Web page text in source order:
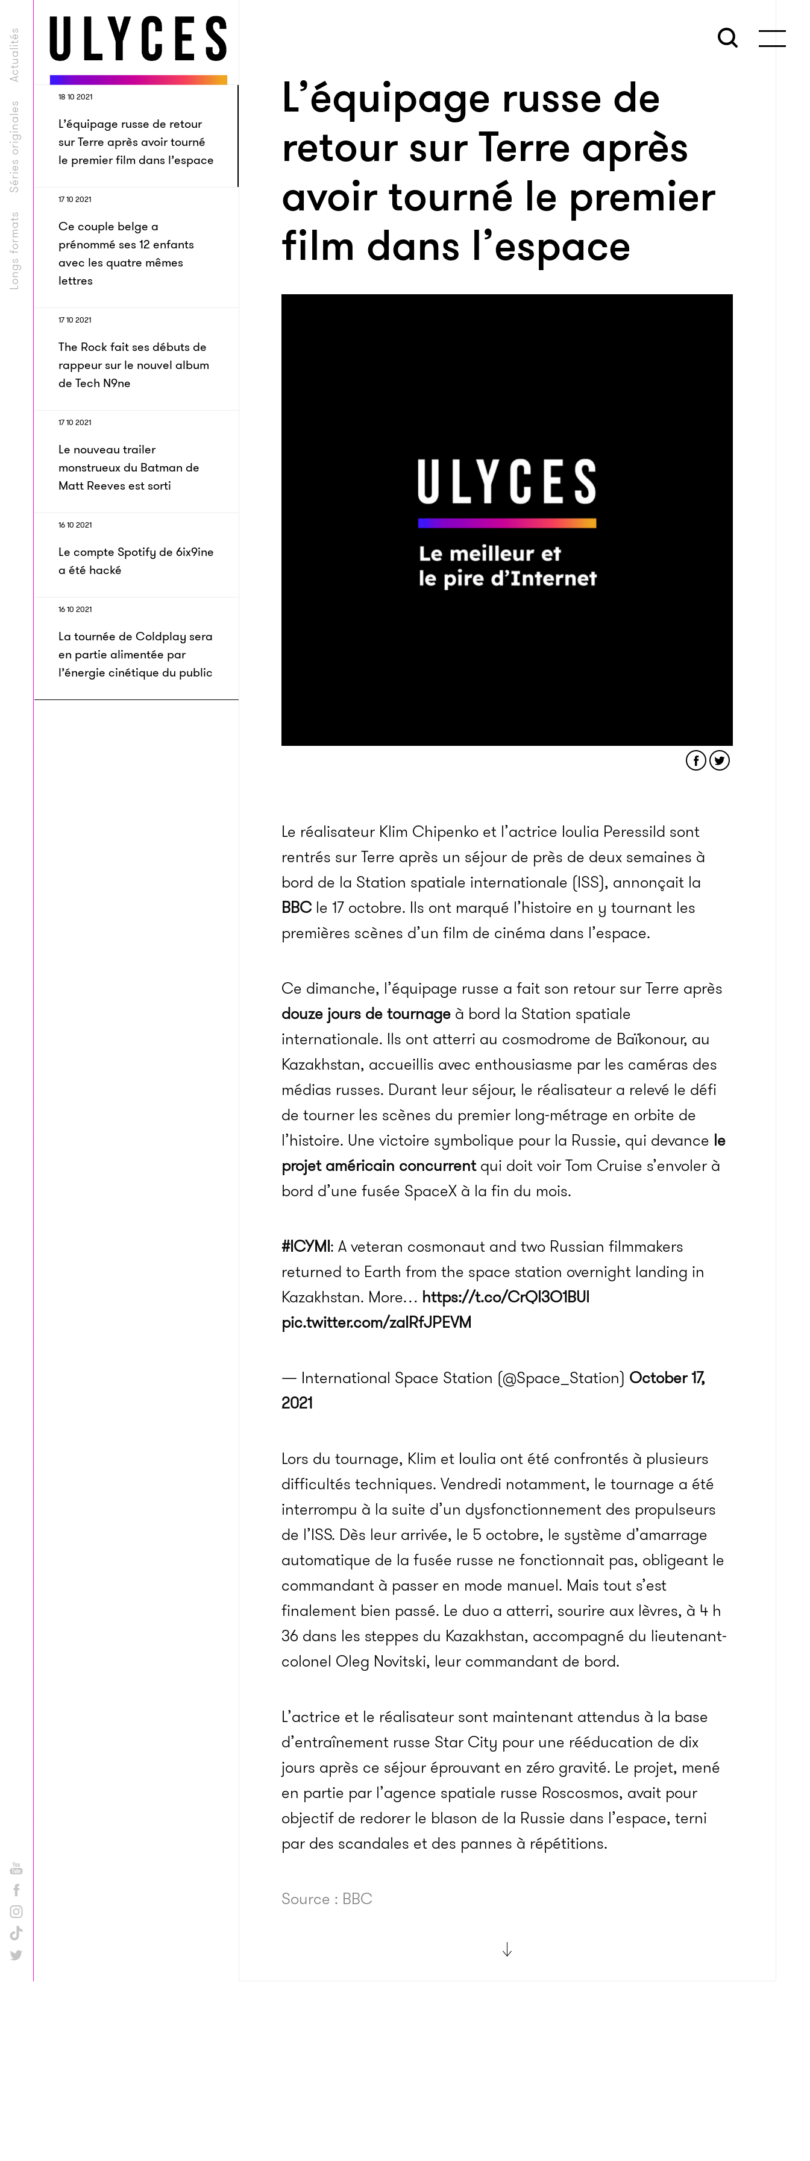
Longs formats
Séries originales
Actualités
18 10 2021
L’équipage russe de retour
sur Terre après avoir tourné
le premier film dans l’espace
17 10 2021
Ce couple belge a
prénommé ses 12 enfants
avec les quatre mêmes
lettres
17 10 2021
The Rock fait ses débuts de
rappeur sur le nouvel album
de Tech N9ne
17 10 2021
Le nouveau trailer
monstrueux du Batman de
Matt Reeves est sorti
16 10 2021
Le compte Spotify de 6ix9ine
a été hacké
16 10 2021
La tournée de Coldplay sera
en partie alimentée par
l’énergie cinétique du public
L’équipage russe de
retour sur Terre après
avoir tourné le premier
film dans l’espace
Le réalisateur Klim Chipenko et l’actrice Ioulia Peressild sont
rentrés sur Terre après un séjour de près de deux semaines à
bord de la Station spatiale internationale (ISS), annonçait la
BBCle 17 octobre. Ils ont marqué l’histoire en y tournant les
premières scènes d’un film de cinéma dans l’espace.
Ce dimanche, l’équipage russe a fait son retour sur Terre après
douze jours de tournage à bord la Station spatiale
internationale. Ils ont atterri au cosmodrome de Baïkonour, au
Kazakhstan, accueillis avec enthousiasme par les caméras des
médias russes. Durant leur séjour, le réalisateur a relevé le défi
de tourner les scènes du premier long-métrage en orbite de
l’histoire. Une victoire symbolique pour la Russie, qui devance le
projet américain concurrentqui doit voir Tom Cruise s’envoler à
bord d’une fusée SpaceX à la fin du mois.
#ICYMI: A veteran cosmonaut and two Russian filmmakers
returned to Earth from the space station overnight landing in
Kazakhstan. More… https://t.co/CrQl3O1BUl
pic.twitter.com/zaIRfJPEVM
— International Space Station (@Space_Station) October 17,
2021
Lors du tournage, Klim et Ioulia ont été confrontés à plusieurs
difficultés techniques. Vendredi notamment, le tournage a été
interrompu à la suite d’un dysfonctionnement des propulseurs
de l’ISS. Dès leur arrivée, le 5 octobre, le système d’amarrage
automatique de la fusée russe ne fonctionnait pas, obligeant le
commandant à passer en mode manuel. Mais tout s’est
finalement bien passé. Le duo a atterri, sourire aux lèvres, à 4 h
36 dans les steppes du Kazakhstan, accompagné du lieutenant-
colonel Oleg Novitski, leur commandant de bord.
L’actrice et le réalisateur sont maintenant attendus à la base
d’entraînement russe Star City pour une rééducation de dix
jours après ce séjour éprouvant en zéro gravité. Le projet, mené
en partie par l’agence spatiale russe Roscosmos, avait pour
objectif de redorer le blason de la Russie dans l’espace, terni
par des scandales et des pannes à répétitions.
Source : BBC